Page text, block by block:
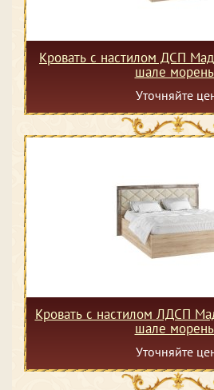
Кровать с настилом ДСП
шале
Уточняйте
Кровать с настилом ЛДСП
шале
Уточняйте